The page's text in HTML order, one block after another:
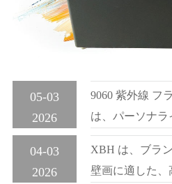
05-03
2026
9060 紫外線 フ
は、パーソナ
告看板、工芸
ます。
04-03
2026
XBH は、ブラ
壁画に適した